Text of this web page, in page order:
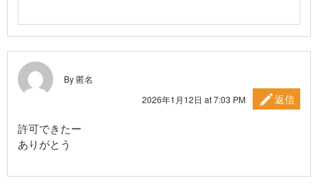
By 匿名
2026年1月12日 at 7:03 PM
返信
許可できたー
ありがとう